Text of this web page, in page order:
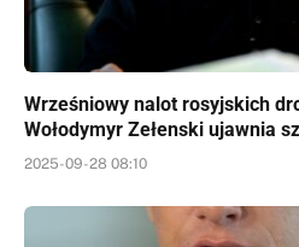
Wrześniowy nalot rosyjskich
Wołodymyr Zełenski ujawnia
2025-09-28 08:10